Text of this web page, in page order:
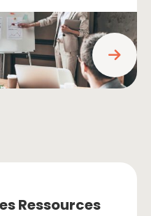
Ressources